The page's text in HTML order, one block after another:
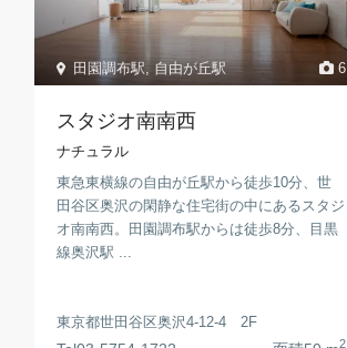
6
田園調布駅, 自由が丘駅
スタジオ南南西
ナチュラル
東急東横線の自由が丘駅から徒歩10分、世
田谷区奥沢の閑静な住宅街の中にあるスタジ
オ南南西。田園調布駅からは徒歩8分、目黒
線奥沢駅 ...
東京都世田谷区奥沢4-12-4 2F
2